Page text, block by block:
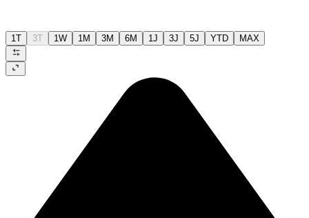
1T 3T 1W 1M 3M 6M 1J 3J 5J YTD MAX